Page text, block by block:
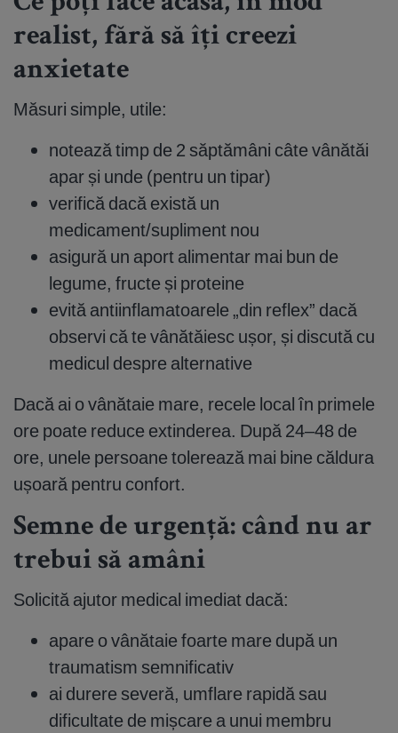
realist, fără să îți creezi
anxietate
Măsuri simple, utile:
notează timp de 2 săptămâni câte vânătăi
apar și unde (pentru un tipar)
verifică dacă există un
medicament/supliment nou
asigură un aport alimentar mai bun de
legume, fructe și proteine
evită antiinflamatoarele „din reflex” dacă
observi că te vânătăiesc ușor, și discută cu
medicul despre alternative
Dacă ai o vânătaie mare, recele local în primele
ore poate reduce extinderea. După 24–48 de
ore, unele persoane tolerează mai bine căldura
ușoară pentru confort.
Semne de urgență: când nu ar
trebui să amâni
Solicită ajutor medical imediat dacă:
apare o vânătaie foarte mare după un
traumatism semnificativ
ai durere severă, umflare rapidă sau
dificultate de mișcare a unui membru